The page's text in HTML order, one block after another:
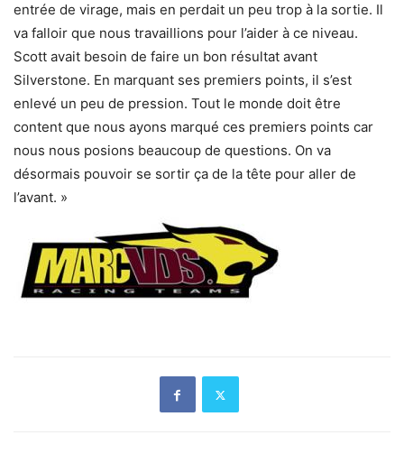
entrée de virage, mais en perdait un peu trop à la sortie. Il
va falloir que nous travaillions pour l’aider à ce niveau.
Scott avait besoin de faire un bon résultat avant
Silverstone. En marquant ses premiers points, il s’est
enlevé un peu de pression. Tout le monde doit être
content que nous ayons marqué ces premiers points car
nous nous posions beaucoup de questions. On va
désormais pouvoir se sortir ça de la tête pour aller de
l’avant. »